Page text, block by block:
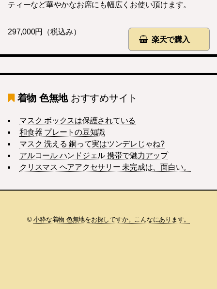
ティーなど華やかなお席にも幅広くお使い頂けます。
楽天で購入
297,000円（税込み）
着物 色無地おすすめサイト
マスク ボックスは保護されている
和食器 プレートの豆知識
マスク 洗える 銅って実はツンデレじゃね?
アルコール ハンドジェル 携帯で魅力アップ
クリスマス ヘアアクセサリー 未完成は、面白い。
©小粋な着物 色無地をお探しですか。こんなにあります。